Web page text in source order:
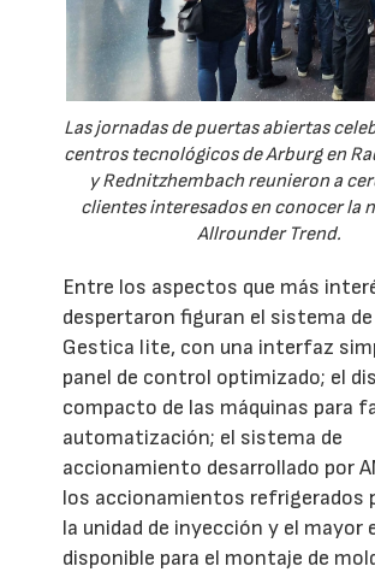
Las jornadas de puertas abiertas
centros tecnológicos de Arburg en
y Rednitzhembach reunieron a
clientes interesados en conocer la
Allrounder Trend.
Entre los aspectos que más
despertaron figuran el sistema
Gestica lite, con una interfaz
panel de control optimizado; el
compacto de las máquinas para
automatización; el sistema de
accionamiento desarrollado por
los accionamientos refrigerados
la unidad de inyección y el mayor
disponible para el montaje de